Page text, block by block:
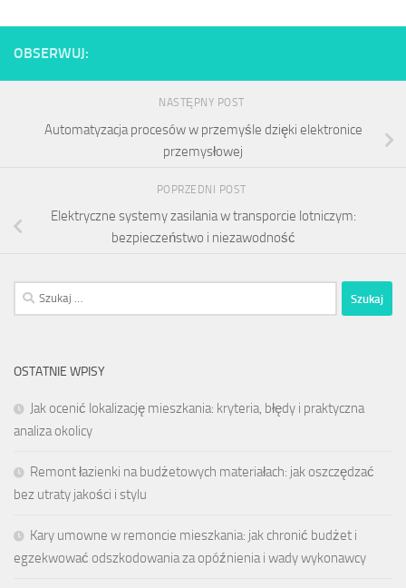
OBSERWUJ:
NASTĘPNY POST
Automatyzacja procesów w przemyśle dzięki elektronice
przemysłowej
POPRZEDNI POST
Elektryczne systemy zasilania w transporcie lotniczym:
bezpieczeństwo i niezawodność
Szukaj:
OSTATNIE WPISY
Jak ocenić lokalizację mieszkania: kryteria, błędy i praktyczna
analiza okolicy
Remont łazienki na budżetowych materiałach: jak oszczędzać
bez utraty jakości i stylu
Kary umowne w remoncie mieszkania: jak chronić budżet i
egzekwować odszkodowania za opóźnienia i wady wykonawcy